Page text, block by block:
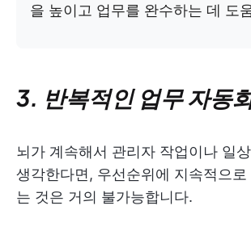
을 높이고 업무를 완수하는 데 도
3. 반복적인 업무 자동
뇌가 계속해서 관리자 작업이나 일
생각한다면, 우선순위에 지속적으로
는 것은 거의 불가능합니다.